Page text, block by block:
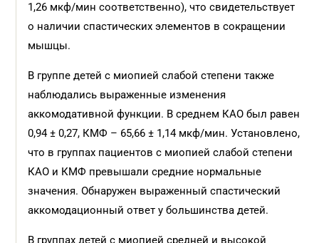
1,26 мкф/мин соответственно), что свидетельствует
о наличии спастических элементов в сокращении
мышцы.
В группе детей с миопией слабой степени также
наблюдались выраженные изменения
аккомодативной функции. В среднем КАО был равен
0,94 ± 0,27, КМФ – 65,66 ± 1,14 мкф/мин. Установлено,
что в группах пациентов с миопией слабой степени
КАО и КМФ превышали средние нормальные
значения. Обнаружен выраженный спастический
аккомодационный ответ у большинства детей.
В группах детей с миопией средней и высокой